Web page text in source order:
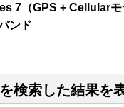
7（GPS + Cellular
ンド
検索した結果を